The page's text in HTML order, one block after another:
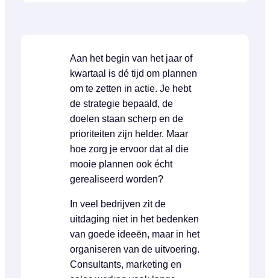
Aan het begin van het jaar of
kwartaal is dé tijd om plannen
om te zetten in actie. Je hebt
de strategie bepaald, de
doelen staan scherp en de
prioriteiten zijn helder. Maar
hoe zorg je ervoor dat al die
mooie plannen ook écht
gerealiseerd worden?
In veel bedrijven zit de
uitdaging niet in het bedenken
van goede ideeën, maar in het
organiseren van de uitvoering.
Consultants, marketing en